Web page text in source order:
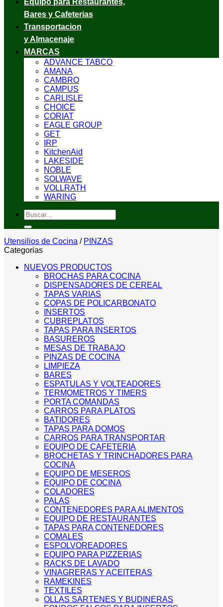
Equipo para Restaurantes,
Bares y Cafeterias
Transportacion
y Almacenaje
MARCAS
ADVANCE TABCO
AMANA
CAMBRO
CAMPUS
CARLISLE
CHOICE
CORIAT
EAGLE GROUP
GET
IRP
KitchenAid
LAKESIDE
NOBLE
SOLWAVE
VOLLRATH
WARING
Buscar
por:
Utensilios de Cocina / PINZAS
Categorias
NUEVOS PRODUCTOS
BROCHAS PARA COCINA
DISPENSADORES DE CEREAL
TAPAS VARIAS
COPAS DE POLICARBONATO
INSERTOS
CUBREPLATOS
TAPAS PARA INSERTOS
BASUREROS
MESAS DE TRABAJO
PINZAS DE COCINA
LIMPIEZA
BARES
ESPATULAS Y VOLTEADORES
TERMOMETROS Y TIMERS
PORTA COMANDAS
CARROS PARA PLATOS
BATIDORES
TAPAS PARA DOMOS
CARROS PARA TRANSPORTAR
EQUIPO DE CAFETERIA
BROCHETAS Y TRINCHADORES PARA
COCINA
EQUIPO DE MESEROS
EQUIPO DE COCINA
COLADORES
PALAS
CONTENEDORES PARA ALIMENTOS
EQUIPO DE RESTAURANTES
TAPAS PARA CONTENEDORES
COMALES
ESPOLVOREADORES
EQUIPO PARA PIZZERIAS
RACKS DE LAVADO
VINAGRERAS Y ACEITERAS
RAMEKINES
TEXTILES
OLLAS SARTENES Y BUDINERAS